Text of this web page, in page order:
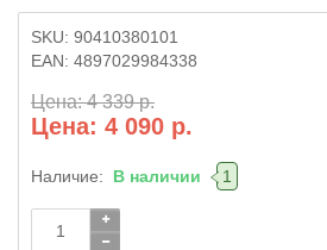
SKU: 90410380101
EAN: 4897029984338
Цена: 4 339 р.
Цена: 4 090 р.
Наличие: В наличии 1